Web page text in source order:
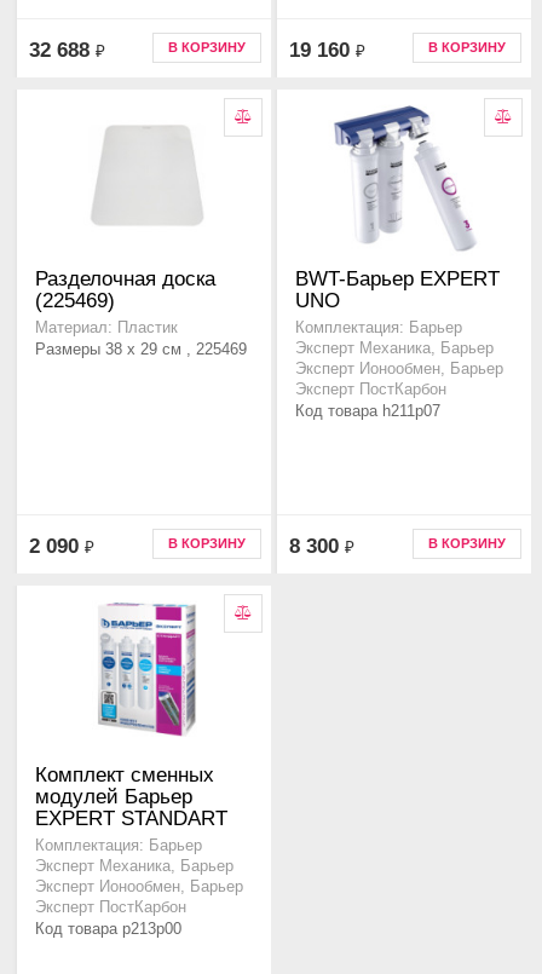
32 688 ₽ В КОРЗИНУ 19 160 ₽ В КОРЗИНУ
Разделочная доска
(225469)
Материал: Пластик
Размеры 38 x 29 см , 225469
2 090 ₽ В КОРЗИНУ
BWT-Барьер EXPERT
UNO
Комплектация: Барьер
Эксперт Механика, Барьер
Эксперт Ионообмен, Барьер
Эксперт ПостКарбон
Код товара h211p07
8 300 ₽ В КОРЗИНУ
Комплект сменных
модулей Барьер
EXPERT STANDART
Комплектация: Барьер
Эксперт Механика, Барьер
Эксперт Ионообмен, Барьер
Эксперт ПостКарбон
Код товара p213p00